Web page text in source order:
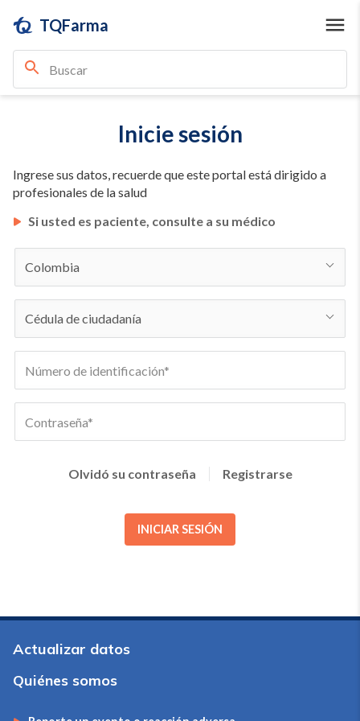
TQFarma
Inicie sesión
Ingrese sus datos, recuerde que este portal está dirigido a
profesionales de la salud
Si usted es paciente, consulte a su médico
Olvidó su contraseña Registrarse
INICIAR SESIÓN
Actualizar datos
Quiénes somos